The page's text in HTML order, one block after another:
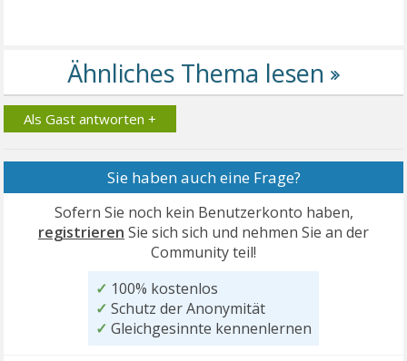
Als Gast antworten +
Sie haben auch eine Frage?
Sofern Sie noch kein Benutzerkonto haben,
registrieren Sie sich sich und nehmen Sie an der
Community teil!
✓ 100% kostenlos
✓ Schutz der Anonymität
✓ Gleichgesinnte kennenlernen